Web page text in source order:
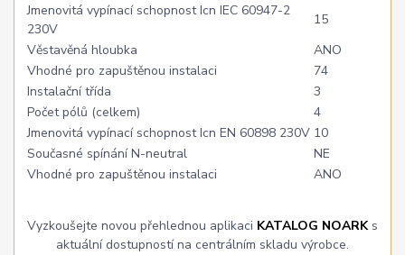
Jmenovitá vypínací schopnost Icn IEC 60947-2
230V
15
Věstavěná hloubka
ANO
Vhodné pro zapuštěnou instalaci
74
Instalační třída
3
Počet pólů (celkem)
4
Jmenovitá vypínací schopnost Icn EN 60898 230V 10
Současné spínání N-neutral
NE
Vhodné pro zapuštěnou instalaci
ANO
Vyzkoušejte novou přehlednou aplikaci KATALOG NOARKs
aktuální dostupností na centrálním skladu výrobce.